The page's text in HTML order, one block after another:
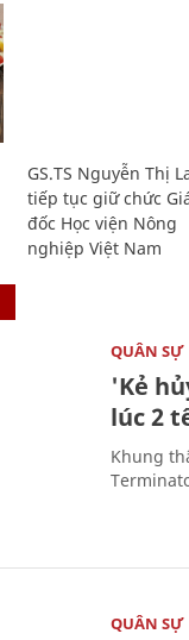
GS.TS Nguyễn Thị
tiếp tục giữ chức
đốc Học viện Nông
nghiệp Việt Nam
QUÂN SỰ
'Kẻ
lúc 2
Khung
QUÂN SỰ